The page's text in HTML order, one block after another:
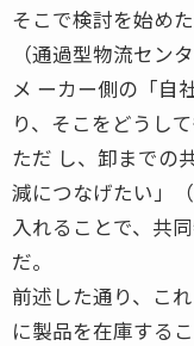
そこで検討を始め
（通過型物流セン
メ ーカー側の「自
り、そこをどうし
ただ し、卸までの
減につなげたい」
入れることで、共
だ。
前述した通り、こ
に製品を在庫する